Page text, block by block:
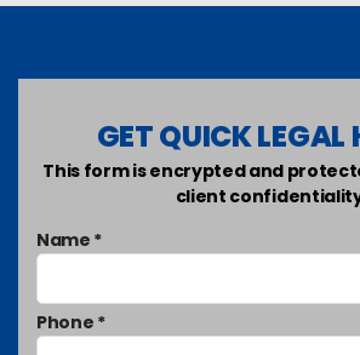
GET QUICK LEGAL
This form is encrypted and
client
Name *
Phone *